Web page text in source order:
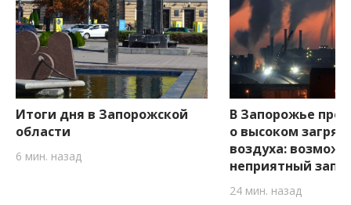
Итоги дня в Запорожской
области
6 мин. назад
В Запорожье
о высоком
воздуха:
неприятный
24 мин. назад